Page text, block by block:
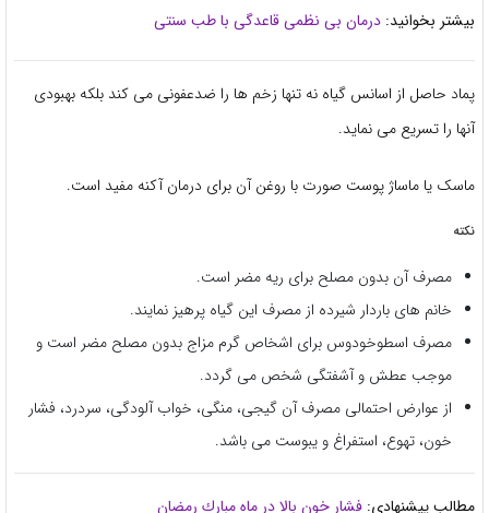
بیشتر بخوانید: درمان بی نظمی قاعدگی با طب سنتی
پماد حاصل از اسانس گیاه نه تنها زخم ها را ضدعفونی می کند بلکه بهبودی
آنها را تسریع می نماید.
ماسک یا ماساژ پوست صورت با روغن آن برای درمان آکنه مفید است.
نکته
مصرف آن بدون مصلح برای ریه مضر است.
خانم های باردار شیرده از مصرف این گیاه پرهیز نمایند.
مصرف اسطوخودوس برای اشخاص گرم مزاج بدون مصلح مضر است و
موجب عطش و آشفتگی شخص می گردد.
از عوارض احتمالی مصرف آن گیجی، منگی، خواب آلودگی، سردرد، فشار
خون، تهوع، استفراغ و یبوست می باشد.
مطالب پیشنهادی: فشار خون بالا در ماه مبارك رمضان